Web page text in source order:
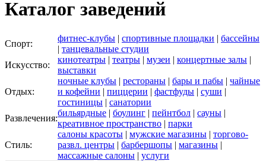
Каталог заведений
Спорт:
фитнес-клубы | спортивные площадки | бассейны
| танцевальные студии
Искусство:
кинотеатры | театры | музеи | концертные залы |
выставки
Отдых:
ночные клубы | рестораны | бары и пабы | чайные
и кофейни | пиццерии | фастфуды | суши |
гостиницы | санатории
Развлечения:
бильярдные | боулинг | пейнтбол | сауны |
креативное пространство | парки
Стиль:
салоны красоты | мужские магазины | торгово-
развл. центры | барбершопы | магазины |
массажные салоны | услуги